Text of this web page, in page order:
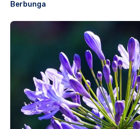
Berbunga